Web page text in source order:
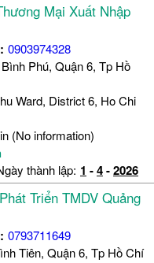
Mại Xuất Nhập
0903974328
Phú, Quận 6, Tp Hồ
Ward, District 6, Ho Chi
(No information)
thành lập: 1 -4-2026
Triển TMDV Quảng
0793711649
Tiên, Quận 6, Tp Hồ Chí